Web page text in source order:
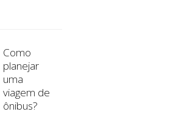
Como
planejar
uma
viagem de
ônibus?